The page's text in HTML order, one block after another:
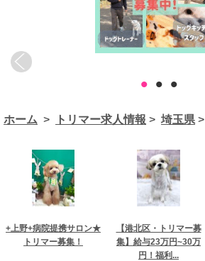
• • •
ホーム > トリマー求人情報 > 埼玉県 >
+上野+病院提携サロン★
トリマー募集！
【港北区・トリマー募
集】給与23万円~30万
円！福利...